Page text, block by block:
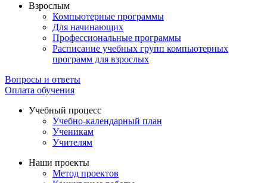
Взрослым
Компьютерные программы
Для начинающих
Профессиональные программы
Расписание учебных групп компьютерных
программ для взрослых
Вопросы и ответы
Оплата обучения
Учебный процесс
Учебно-календарный план
Ученикам
Учителям
Наши проекты
Метод проектов